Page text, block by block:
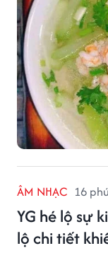
ÂM NHẠC 16
YG hé lộ sự
lộ chi tiết